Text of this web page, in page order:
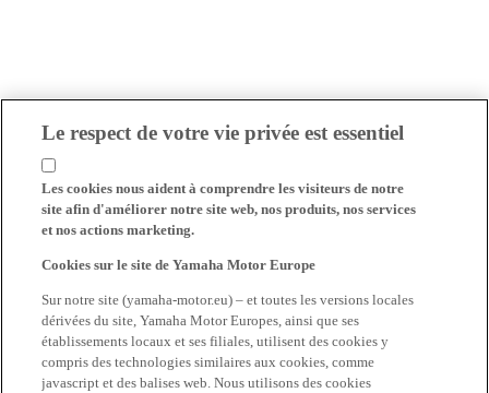
Le respect de votre vie privée est essentiel
Les cookies nous aident à comprendre les visiteurs de notre
site afin d'améliorer notre site web, nos produits, nos services
et nos actions marketing.
Cookies sur le site de Yamaha Motor Europe
Sur notre site (yamaha-motor.eu) – et toutes les versions locales
dérivées du site, Yamaha Motor Europes, ainsi que ses
établissements locaux et ses filiales, utilisent des cookies y
compris des technologies similaires aux cookies, comme
javascript et des balises web. Nous utilisons des cookies